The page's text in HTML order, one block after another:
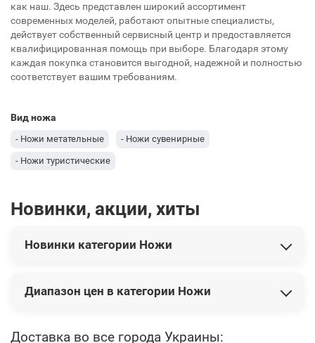
как наш. Здесь представлен широкий ассортимент
современных моделей, работают опытные специалисты,
действует собственный сервисный центр и предоставляется
квалифицированная помощь при выборе. Благодаря этому
каждая покупка становится выгодной, надежной и полностью
соответствует вашим требованиям.
Вид ножа
- Ножи метательные - Ножи сувенирные
- Ножи туристические
Новинки, акции, хиты
Новинки категории Ножи
Нож Buck "Kalinga®" 2021 Limited 19 740 грн
Диапазон цен в категории Ножи
Доставка во все города Украины: